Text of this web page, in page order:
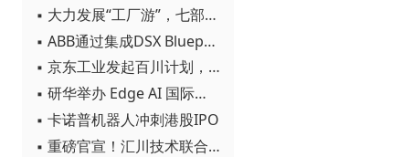
▪ 大力发展“工厂游”，七部门联合发文！
▪ ABB通过集成DSX Blueprint AI基础设施，扩大与英伟达的合作
▪ 京东工业发起百川计划， 构建工业大模型新生态
▪ 研华举办 Edge AI 国际论坛
▪ 卡诺普机器人冲刺港股IPO
▪ 重磅官宣！汇川技术联合发起 D12 联盟，开创产教融合新范式